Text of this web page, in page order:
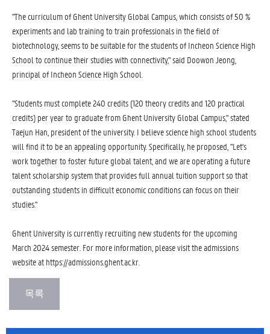
"The curriculum of Ghent University Global Campus, which consists of 50 %
experiments and lab training to train professionals in the field of
biotechnology, seems to be suitable for the students of Incheon Science High
School to continue their studies with connectivity," said Doowon Jeong,
principal of Incheon Science High School.
"Students must complete 240 credits (120 theory credits and 120 practical
credits) per year to graduate from Ghent University Global Campus," stated
Taejun Han, president of the university. I believe science high school students
will find it to be an appealing opportunity. Specifically, he proposed, "Let's
work together to foster future global talent, and we are operating a future
talent scholarship system that provides full annual tuition support so that
outstanding students in difficult economic conditions can focus on their
studies."
Ghent University is currently recruiting new students for the upcoming
March 2024 semester. For more information, please visit the admissions
website at https://admissions.ghent.ac.kr.